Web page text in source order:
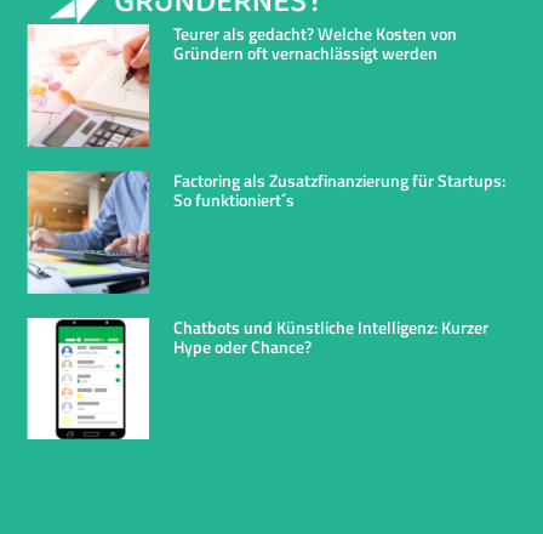
Teurer als gedacht? Welche Kosten von
Gründern oft vernachlässigt werden
Factoring als Zusatzfinanzierung für Startups:
So funktioniert´s
Chatbots und Künstliche Intelligenz: Kurzer
Hype oder Chance?